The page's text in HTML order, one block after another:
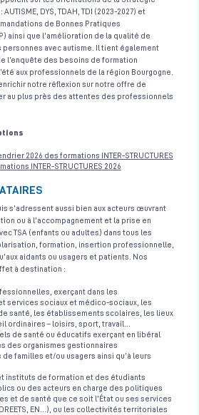
pluridisciplinaire dans la prise en
du nouveau-né (à terme et prématuré)
en santé 1 jour (7H) Le 10/11/2026
urgence vitale en équipe pluridisciplinaire
en santé
urgence vitale en équipe pluridisciplinaire
DYS, TDAH, TDI (2023-2027) et
de Bonnes Pratiques
ainsi que l’amélioration de la qualité de
personnes avec autisme. Il tient également
l’enquête des besoins de formation
aux professionnels de la région Bourgogne.
notre réflexion sur notre offre de
au plus près des attentes des professionnels
2026 des formations INTER-STRUCTURES
INTER-STRUCTURES 2026
s’adressent aussi bien aux acteurs œuvrant
ou à l’accompagnement et la prise en
TSA (enfants ou adultes) dans tous les
formation, insertion professionnelle,
aidants ou usagers et patients. Nos
à destination :
exerçant dans les
services sociaux et médico-sociaux, les
santé, les établissements scolaires, les lieux
ordinaires – loisirs, sport, travail…
de santé ou éducatifs exerçant en libéral
des organismes gestionnaires
familles et/ou usagers ainsi qu’à leurs
instituts de formation et des étudiants
ou des acteurs en charge des politiques
et de santé que ce soit l’État ou ses services
DREETS, EN…), ou les collectivités territoriales